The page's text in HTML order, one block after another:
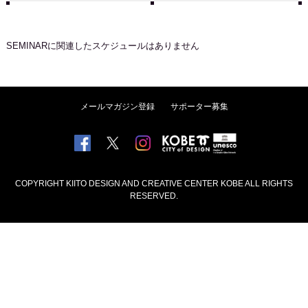
SEMINARに関連したスケジュールはありません
メールマガジン登録 サポーター募集
COPYRIGHT KIITO DESIGN AND CREATIVE CENTER KOBE ALL RIGHTS
RESERVED.